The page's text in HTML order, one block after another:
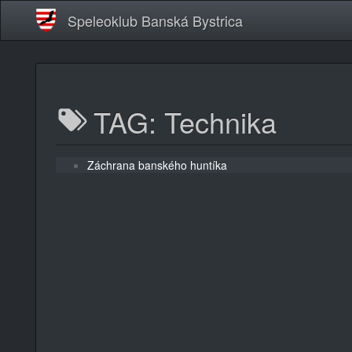
Speleoklub Banská Bystrica
TAG: Technika
Záchrana banského huntíka